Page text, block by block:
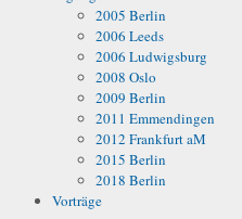
2005 Berlin
2006 Leeds
2006 Ludwigsburg
2008 Oslo
2009 Berlin
2011 Emmendingen
2012 Frankfurt aM
2015 Berlin
2018 Berlin
Vorträge